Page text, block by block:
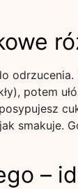
odrzucenia.
potem
smakuje.
–